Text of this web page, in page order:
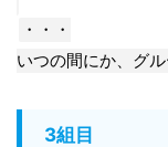
・・・
いつの間にか、グ
3組目